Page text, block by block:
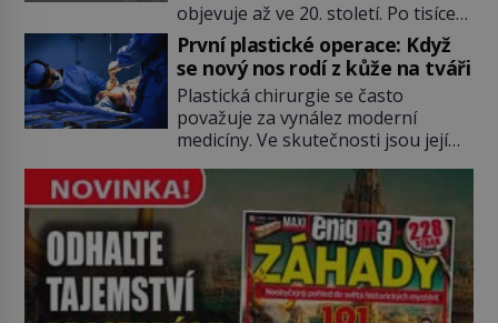
Právě tahle drobná nepříjemnost
přivede amerického výrobce
cigaretových náustků k nápadu,
který změní způsob pití po celém
[…]
objevuje až ve 20. století. Po tisíce
let lidé vláčejí těžká zavazadla v
rukou, na zádech nebo je nakládají
na povozy. Stačí přitom jediný
nápad, připevnit ke kufru kolečka.
Jenže právě ten nikdo dlouho
nedostane. Až jednou se na letišti
ozve věta, která změní […]
První plastické operace: Když
se nový nos rodí z kůže na tváři
Plastická chirurgie se často
považuje za vynález moderní
medicíny. Ve skutečnosti jsou její
tisíce let. V dobách, kdy ještě
neexistují antibiotika ani anestezie,
se odvážní lékaři pokoušejí vracet
lidem tváře znetvořené válkou,
tresty nebo nehodami. Jejich
metody jsou překvapivě
promyšlené a některé principy